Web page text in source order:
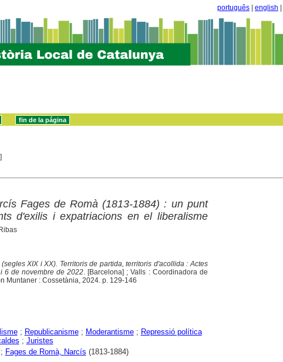
português english
]
Fages de Romà (1813-1884) : un punt
d'exilis i expatriacions en el liberalisme
XIX i XX). Territoris de partida, territoris d'acollida : Actes
6 de novembre de 2022. [Barcelona] ; Valls : Coordinadora de
Muntaner : Cossetània, 2024. p. 129-146
; Republicanisme; Moderantisme; Repressió política
; Juristes
Fages de Romà, Narcís (1813-1884)